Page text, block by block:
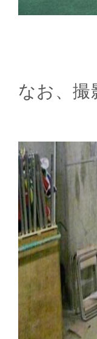
なお、撮